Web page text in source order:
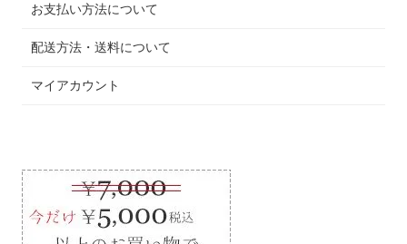
お支払い方法について
配送方法・送料について
マイアカウント